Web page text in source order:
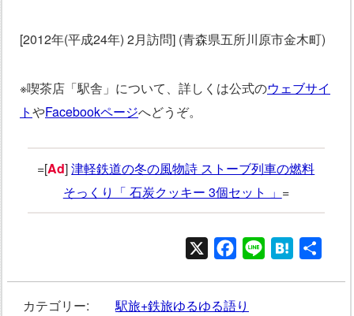
[2012年(平成24年) 2月訪問] (青森県五所川原市金木町)
※喫茶店「駅舎」について、詳しくは公式のウェブサイ
トやFacebookページへどうぞ。
=[Ad]津軽鉄道の冬の風物詩 ストーブ列車の燃料
そっくり「 石炭クッキー 3個セット 」 =
Facebook
Line Hatena
カテゴリー:
駅旅+鉄旅ゆるゆる語り